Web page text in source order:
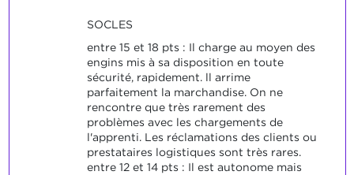
SOCLES
entre 15 et 18 pts : Il charge au moyen des
engins mis à sa disposition en toute
sécurité, rapidement. ll arrime
parfaitement la marchandise. On ne
rencontre que très rarement des
problèmes avec les chargements de
l'apprenti. Les réclamations des clients ou
prestataires logistiques sont très rares.
entre 12 et 14 pts : Il est autonome mais